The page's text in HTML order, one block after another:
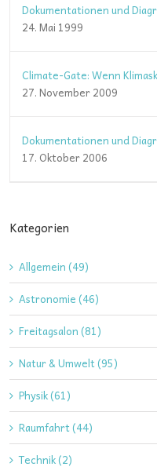
Dokumentationen und
24. Mai 1999
Climate-Gate: Wenn
27. November 2009
Dokumentationen und
17. Oktober 2006
Kategorien
Allgemein (49)
Astronomie (46)
Freitagsalon (81)
Natur & Umwelt (95)
Physik (61)
Raumfahrt (44)
Technik (2)